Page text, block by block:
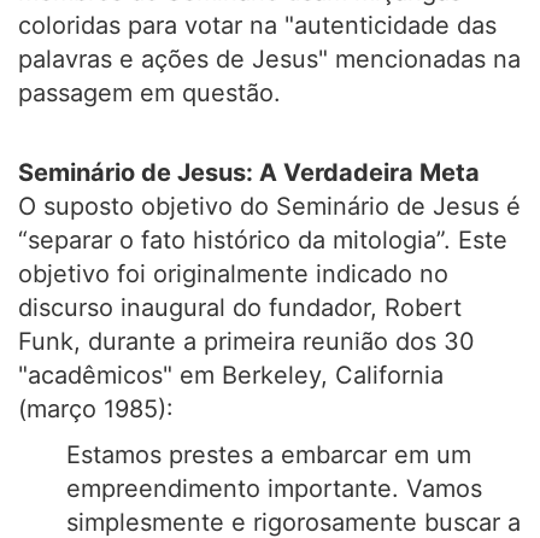
coloridas para votar na "autenticidade das
palavras e ações de Jesus" mencionadas na
passagem em questão.
Seminário de Jesus: A Verdadeira Meta
O suposto objetivo do Seminário de Jesus é
“separar o fato histórico da mitologia”. Este
objetivo foi originalmente indicado no
discurso inaugural do fundador, Robert
Funk, durante a primeira reunião dos 30
"acadêmicos" em Berkeley, California
(março 1985):
Estamos prestes a embarcar em um
empreendimento importante. Vamos
simplesmente e rigorosamente buscar a